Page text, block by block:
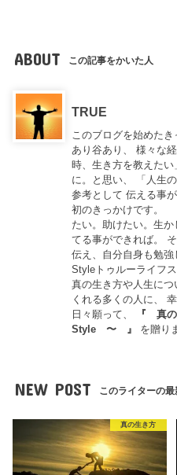
ABOUT この記事をかいた人
TRUE
このブログを始めた
あり谷あり、 様々な
時、生き方を教えた
に。と思い、 「人生
参考として 伝える事
初のきっかけです。
たい。助けたい。生
てる事ができれば。
伝え、自分自身も勉
Styleトゥルーライ
真の生き方や人生に
くれる多くの人に、
日々願って、
『真
Style 〜 』 を贈り
NEW POST このライターの最
真の生き方